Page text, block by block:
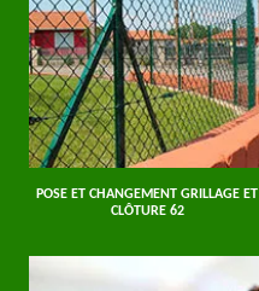
POSE ET CHANGEMENT GRILLAGE ET
CLÔTURE 62